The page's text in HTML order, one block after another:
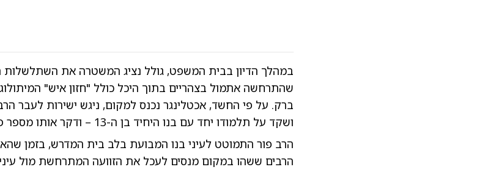
במהלך הדיון בבית המשפט, גולל נציג המשטרה את השתלשלות
שהתרחשה אתמול בצהריים בתוך היכל כולל "חזון איש"
ברק. על פי החשד, אכטלינגר נכנס למקום, ניגש ישירות לעבר
ושקד על תלמודו יחד עם בנו היחיד בן ה-13 – ודקר אותו מספר פעמים.
הרב פור התמוטט לעיני בנו המבועת בלב בית המדרש, בזמן
הרבים ששהו במקום מנסים לעכל את הזוועה המתרחשת מול